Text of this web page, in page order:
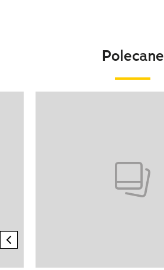
Polecane
previous element